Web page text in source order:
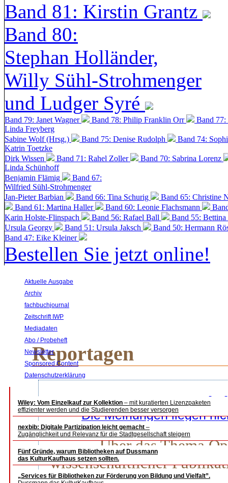
Band 81: Kirstin Grantz
Band 80:
Stephan Holländer,
Willy Sühl-Strohmenger
und Ludger Syré
Band 79: Janet Wagner Band 78: Philip Franklin Orr
Band
Linda Freyberg
Sabine Wolf (Hrsg.)
Band 75: Denise Rudolph
Band 74:
Katrin Toetzke
Dirk Wissen
Band 71: Rahel Zoller
Band 70: Sabrina Lorenz
Linda Schünhoff
Benjamin Flämig
Band 67:
Wilfried Sühl-Strohmenger
Jan-Pieter Barbian
Band 66: Tina Schurig
Band 65: Christine
Band 61: Martina Haller
Band 60: Leonie Flachsmann
Karin Holste-Flinspach
Band 56: Rafael Ball
Band 55:
Ursula Georgy
Band 51: Ursula Jaksch Band 50: Hermann
Band 47: Eike Kleiner
Bestellen Sie jetzt online!
Aktuelle Ausgabe
Archiv
fachbuchjournal
Zeitschrift IWP
Mediadaten
Abo / Probeheft
Newsletter
Sponsored Content
Datenschutzerklärung
Wiley: Vom Einzelkauf zur Kollektion – mit kuratierten Lizenzpaketen
effizienter werden und die Studierenden besser versorgen
nexbib: Digitale Partizipation leicht gemacht –
Zugänglichkeit und Relevanz für die Stadtgesellschaft steigern
Fünf Gründe, warum Bibliotheken auf Dussmann
das KulturKaufhaus setzen sollten.
„Services für Bibliotheken zur Förderung von Bildung und Vielfalt”.
Reportagen
Open Access –
Die Meinungen liegen
Helga
Über das Thema
wissenschaftlicher